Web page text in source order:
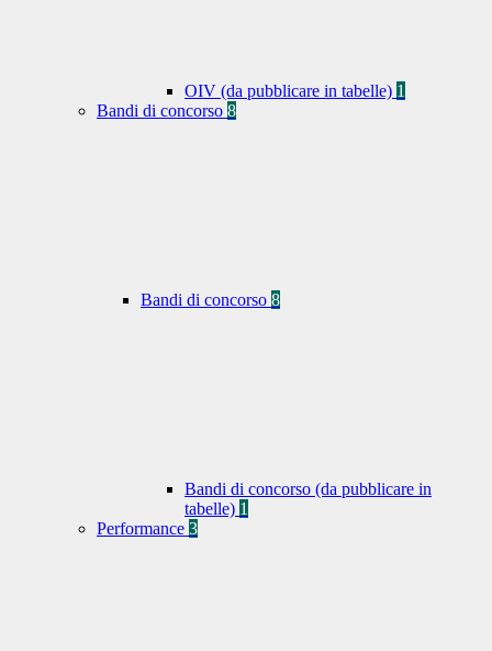
OIV (da pubblicare in tabelle) 1
Bandi di concorso 8
Bandi di concorso 8
Bandi di concorso (da pubblicare in
tabelle) 1
Performance 3